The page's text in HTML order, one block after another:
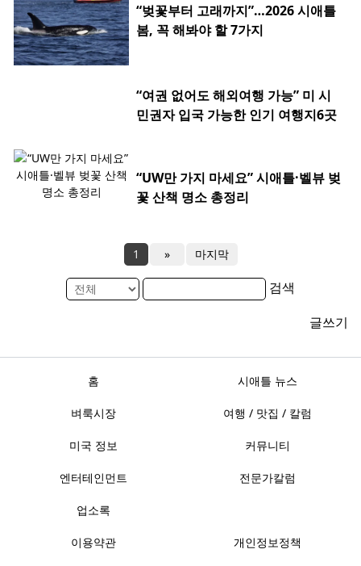
“벚꽃부터 고래까지”…2026 시애틀
봄, 꼭 해봐야 할 7가지
“여권 없어도 해외여행 가능” 미 시
민권자 입국 가능한 인기 여행지6곳
“UW만 가지 마세요” 시애틀·벨뷰 벚
꽃 산책 명소 총정리
1 » 마지막
검색
글쓰기
홈 시애틀 뉴스
벼룩시장 여행 / 맛집 / 칼럼
미국 정보 커뮤니티
엔터테인먼트 전문가칼럼
업소록
이용약관 개인정보정책